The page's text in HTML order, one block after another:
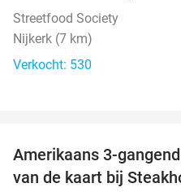
Streetfood Society
Nijkerk (7 km)
Verkocht: 530
TODAY
Amerikaans 3-
van de kaart bij